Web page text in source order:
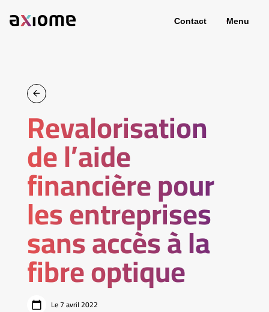
Contact Menu
Revalorisation
de l’aide
financière pour
les entreprises
sans accès à la
fibre optique
Le 7 avril 2022